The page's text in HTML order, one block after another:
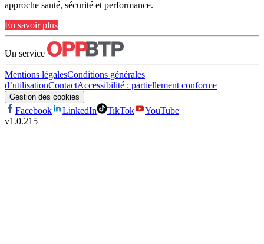
approche santé, sécurité et performance.
En savoir plus
Un service
Mentions légalesConditions générales
d’utilisationContactAccessibilité : partiellement conforme
Gestion des cookies
Facebook LinkedIn TikTok
YouTube
v1.0.215